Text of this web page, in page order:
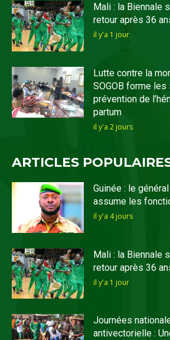
Mali : la Biennale
retour après 36
il y'a 1 jour
Lutte contre la
SOGOB forme
prévention de
partum
il y'a 2 jours
ARTICLES
Guinée : le
assume les
il y'a 4 jours
Mali : la Biennale
retour après 36
il y'a 1 jour
Journées
antivectorielle :